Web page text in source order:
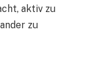
aktiv zu
zu